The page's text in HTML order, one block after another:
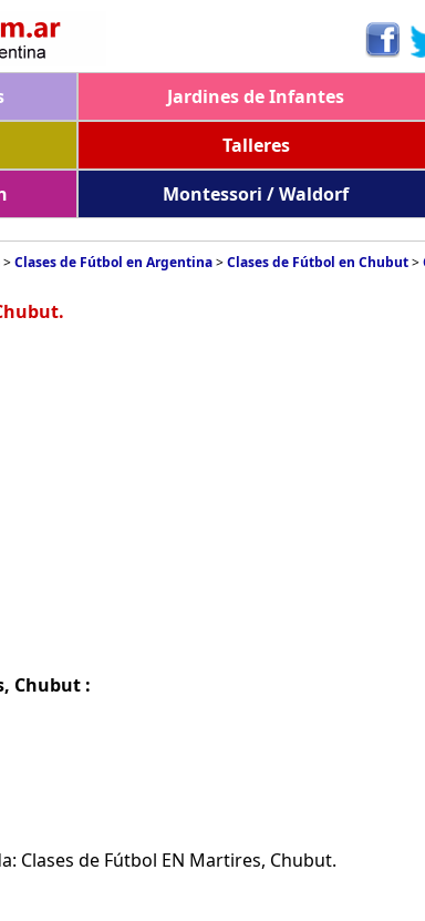
Jardines de Infantes
Talleres
Montessori / Waldorf
>Clases de Fútbol en Argentina>Clases de Fútbol en Chubut>
Chubut :
Clases de Fútbol EN Martires, Chubut.